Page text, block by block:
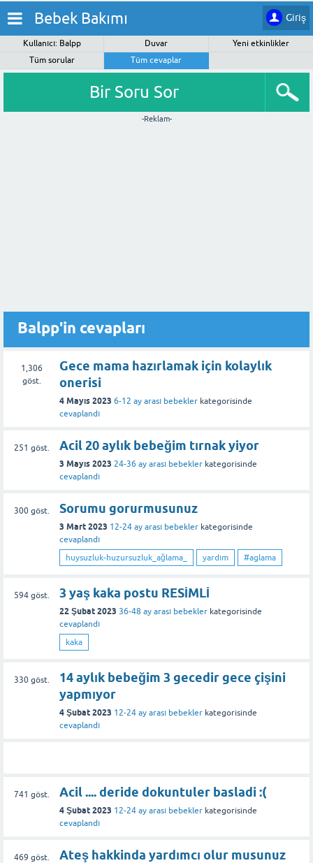
Giriş
Bebek Bakımı
Kullanıcı: Balpp Duvar
Yeni etkinlikler
Tüm sorular
Tüm cevaplar
Bir Soru Sor
-Reklam-
Balpp'in cevapları
1,306
göst.
Gece mama hazırlamak için kolaylık
onerisi
4 Mayıs 2023 6-12 ay arası bebekler kategorisinde
cevaplandı
251 göst. Acil 20 aylık bebeğim tırnak yiyor
3 Mayıs 2023 24-36 ay arası bebekler kategorisinde
cevaplandı
300göst. Sorumu gorurmusunuz
3 Mart 2023 12-24 ay arası bebekler kategorisinde
cevaplandı
huysuzluk-huzursuzluk_ağlama_
yardım #aglama
594göst. 3 yaş kaka postu RESİMLİ
22 Şubat 2023 36-48 ay arası bebekler kategorisinde
cevaplandı
kaka
330göst.
14 aylık bebeğim 3 gecedir gece çişini
yapmıyor
4 Şubat 2023 12-24 ay arası bebekler kategorisinde
cevaplandı
741 göst. Acil .... deride dokuntuler basladi :(
4 Şubat 2023 12-24 ay arası bebekler kategorisinde
cevaplandı
469 göst. Ateş hakkinda yardımcı olur musunuz